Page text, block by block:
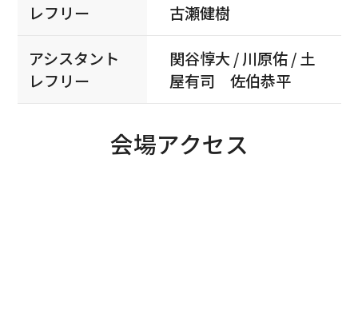
レフリー 古瀬健樹
アシスタント
レフリー
関谷惇大 / 川原佑 / 土
屋有司 佐伯恭平
会場アクセス